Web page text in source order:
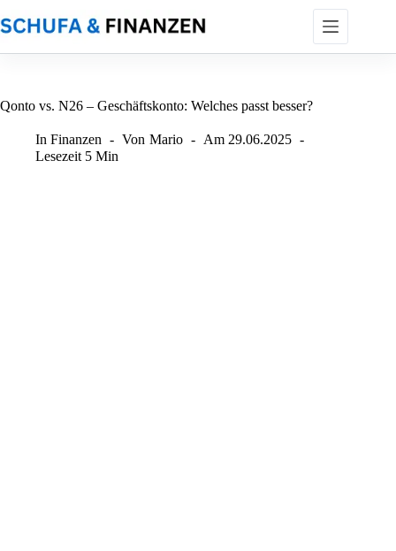
Inhalt
springen
Qonto vs. N26 – Geschäftskonto: Welches passt besser?
In Finanzen Von Mario Am 29.06.2025
Lesezeit 5 Min